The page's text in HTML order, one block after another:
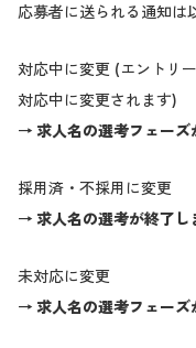
応募者に送られる通知は
対応中に変更 (エントリ
対応中に変更されます)
→ 求人名の選考フェーズ
採用済・不採用に変更
→ 求人名の選考が終了し
未対応に変更
→ 求人名の選考フェーズ